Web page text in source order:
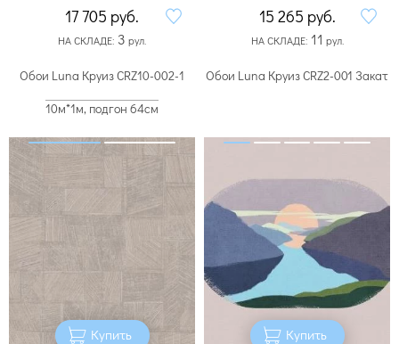
17 705 руб.
НА СКЛАДЕ: 3 рул.
15 265 руб.
НА СКЛАДЕ: 11 рул.
Обои Luna Круиз CRZ10-002-1
10м*1м, подгон 64см
Купить
Обои Luna Круиз CRZ2-001 Закат
Купить